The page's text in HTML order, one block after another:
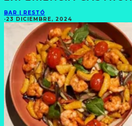
BAR | RESTÓ
·23 DICIEMBRE, 2024